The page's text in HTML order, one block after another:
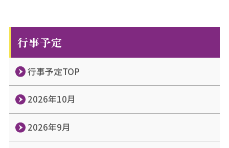
行事予定
行事予定TOP
2026年10月
2026年9月